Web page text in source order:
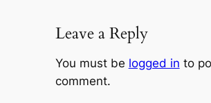
Leave a Reply
You must be logged in to
comment.